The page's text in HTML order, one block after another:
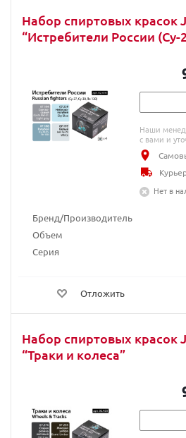
Набор спиртовых красок
“Истребители России (Су-
Бренд/Производитель
Объем
Серия
Отложить
Наши
с вами и
Нет в
Набор спиртовых красок
“Траки и колеса”